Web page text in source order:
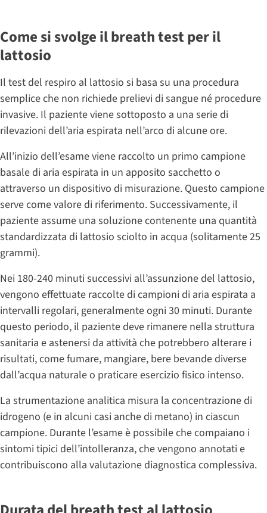
Come si svolge il breath test per il
lattosio
Il test del respiro al lattosio si basa su una procedura
semplice che non richiede prelievi di sangue né procedure
invasive. Il paziente viene sottoposto a una serie di
rilevazioni dell’aria espirata nell’arco di alcune ore.
All’inizio dell’esame viene raccolto un primo campione
basale di aria espirata in un apposito sacchetto o
attraverso un dispositivo di misurazione. Questo campione
serve come valore di riferimento. Successivamente, il
paziente assume una soluzione contenente una quantità
standardizzata di lattosio sciolto in acqua (solitamente 25
grammi).
Nei 180-240 minuti successivi all’assunzione del lattosio,
vengono effettuate raccolte di campioni di aria espirata a
intervalli regolari, generalmente ogni 30 minuti. Durante
questo periodo, il paziente deve rimanere nella struttura
sanitaria e astenersi da attività che potrebbero alterare i
risultati, come fumare, mangiare, bere bevande diverse
dall’acqua naturale o praticare esercizio fisico intenso.
La strumentazione analitica misura la concentrazione di
idrogeno (e in alcuni casi anche di metano) in ciascun
campione. Durante l’esame è possibile che compaiano i
sintomi tipici dell’intolleranza, che vengono annotati e
contribuiscono alla valutazione diagnostica complessiva.